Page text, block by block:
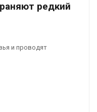
редкий
и проводят